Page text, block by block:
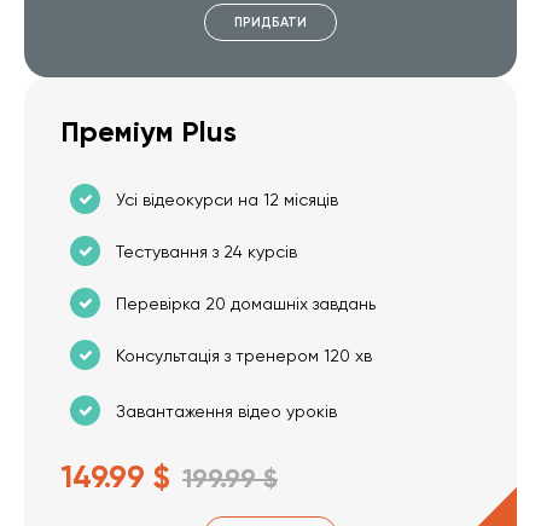
ПРИДБАТИ
Преміум Plus
Усі відеокурси на 12 місяців
Тестування з 24 курсів
Перевірка 20 домашніх завдань
Консультація з тренером 120 хв
Завантаження відео уроків
149.99 $ 199.99 $